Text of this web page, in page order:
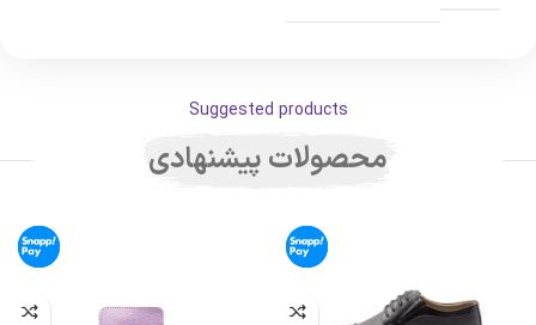
Suggested products
محصولات پیشنهادی